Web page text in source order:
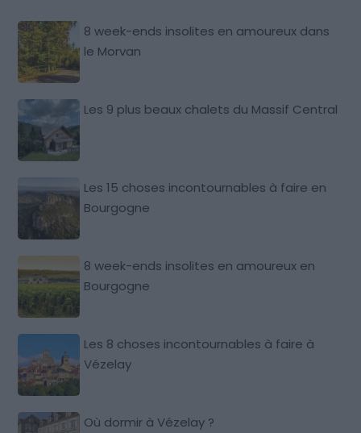
8 week-ends insolites en amoureux dans
le Morvan
Les 9 plus beaux chalets du Massif Central
Les 15 choses incontournables à faire en
Bourgogne
8 week-ends insolites en amoureux en
Bourgogne
Les 8 choses incontournables à faire à
Vézelay
Où dormir à Vézelay ?